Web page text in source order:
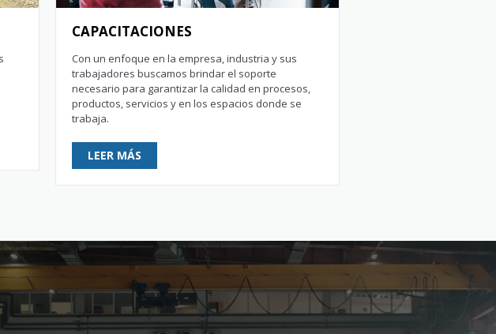
CAPACITACIONES
Con un enfoque en la empresa, industria y sus
trabajadores buscamos brindar el soporte
necesario para garantizar la calidad en procesos,
productos, servicios y en los espacios donde se
trabaja.
LEER MÁS